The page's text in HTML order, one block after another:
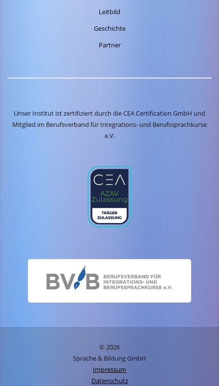
Leitbild
Geschichte
Partner
Unser Institut ist zertifiziert durch die CEA Certification GmbH und
Mitglied im Berufsverband für Integrations- und Berufssprachkurse
e.V.
© 2026
Sprache & Bildung GmbH
Impressum
Datenschutz